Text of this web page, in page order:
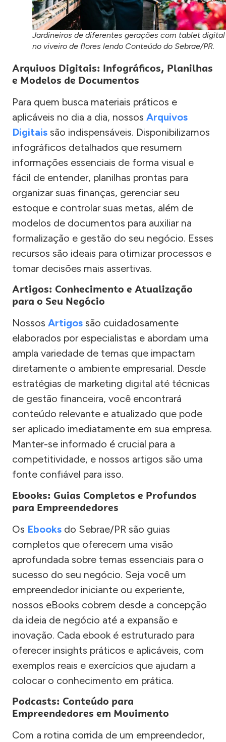
Jardineiros de diferentes gerações com tablet digital
no viveiro de flores lendo Conteúdo do Sebrae/PR.
Arquivos Digitais: Infográficos, Planilhas
e Modelos de Documentos
Para quem busca materiais práticos e
aplicáveis no dia a dia, nossos Arquivos
Digitais são indispensáveis. Disponibilizamos
infográficos detalhados que resumem
informações essenciais de forma visual e
fácil de entender, planilhas prontas para
organizar suas finanças, gerenciar seu
estoque e controlar suas metas, além de
modelos de documentos para auxiliar na
formalização e gestão do seu negócio. Esses
recursos são ideais para otimizar processos e
tomar decisões mais assertivas.
Artigos: Conhecimento e Atualização
para o Seu Negócio
Nossos Artigos são cuidadosamente
elaborados por especialistas e abordam uma
ampla variedade de temas que impactam
diretamente o ambiente empresarial. Desde
estratégias de marketing digital até técnicas
de gestão financeira, você encontrará
conteúdo relevante e atualizado que pode
ser aplicado imediatamente em sua empresa.
Manter-se informado é crucial para a
competitividade, e nossos artigos são uma
fonte confiável para isso.
Ebooks: Guias Completos e Profundos
para Empreendedores
Os Ebooks do Sebrae/PR são guias
completos que oferecem uma visão
aprofundada sobre temas essenciais para o
sucesso do seu negócio. Seja você um
empreendedor iniciante ou experiente,
nossos eBooks cobrem desde a concepção
da ideia de negócio até a expansão e
inovação. Cada ebook é estruturado para
oferecer insights práticos e aplicáveis, com
exemplos reais e exercícios que ajudam a
colocar o conhecimento em prática.
Podcasts: Conteúdo para
Empreendedores em Movimento
Com a rotina corrida de um empreendedor,